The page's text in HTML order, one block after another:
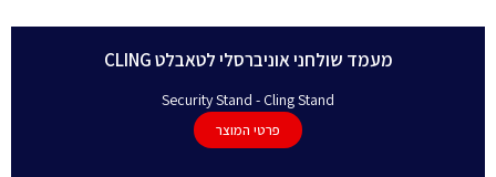
מעמד שולחני אוניברסלי לטאבלט CLING
Security Stand - Cling Stand
פרטי המוצר